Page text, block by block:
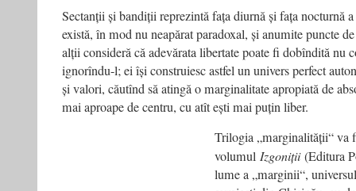
Sectanții și bandiții reprezintă fața diurnă și fața nocturnă
există, în mod nu neapărat paradoxal, și anumite puncte
alții consideră că adevărata libertate poate fi dobîndită nu
ignorîndu-l; ei își construiesc astfel un univers perfect
și valori, căutînd să atingă o marginalitate apropiată de
mai aproape de centru, cu atît ești mai puțin liber.
Trilogia „marginalității“ va
volumul Izgoniții(Editura
lume a „marginii“,